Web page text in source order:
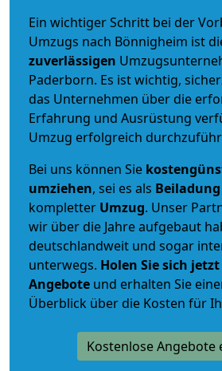
Ein wichtiger Schritt bei der
Umzugs nach Bönnigheim ist
zuverlässigen
Paderborn. Es ist wichtig,
das Unternehmen über die
Erfahrung und Ausrüstung
Umzug erfolgreich
Bei uns können Sie
umziehen, sei es als Beiladung
kompletter Umzug. Unser
wir über die Jahre aufgebaut
deutschlandweit und sogar
unterwegs. Holen Sie sich
Angebote und erhalten Sie
Überblick über die Kosten für
Kostenlose Angebote